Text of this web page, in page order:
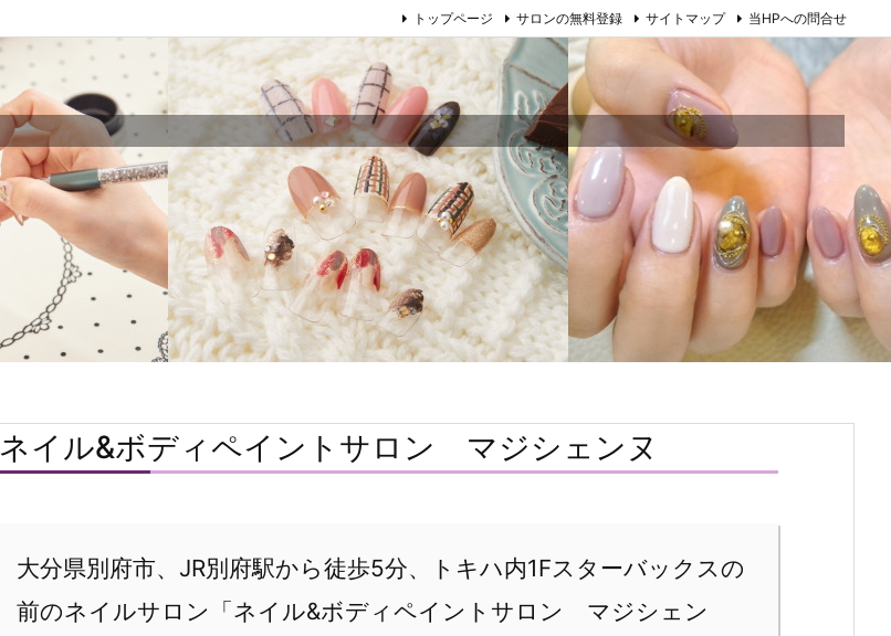
トップページ サロンの無料登録 サイトマップ 当HPへの問合せ
ネイル&ボディペイントサロン マジシェンヌ
大分県別府市、JR別府駅から徒歩5分、トキハ内1Fスターバックスの
前のネイルサロン「ネイル&ボディペイントサロン マジシェン